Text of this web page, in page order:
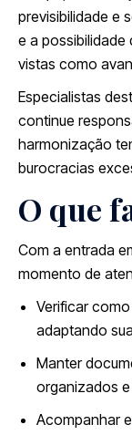
previsibilidade e
e a possibilidade
vistas como
Especialistas
continue
harmonização
burocracias
O que
Com a entrada
momento de
Verificar
adaptando
Manter
organizados
Acompanhar